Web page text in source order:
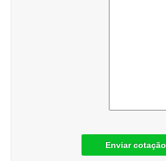
Enviar cotação